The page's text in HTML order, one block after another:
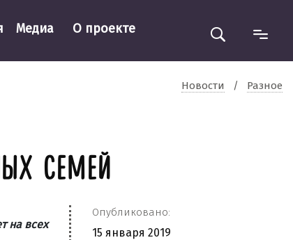
Медиа О проекте
Новости / Разное
СЕМЕЙ
на всех
Опубликовано:
15 января 2019